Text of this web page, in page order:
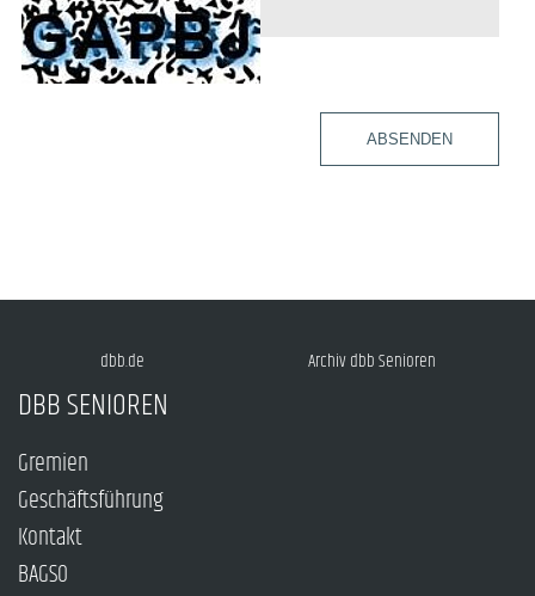
ABSENDEN
dbb.de Archiv dbb Senioren
DBB SENIOREN
Gremien
Geschäftsführung
Kontakt
BAGSO